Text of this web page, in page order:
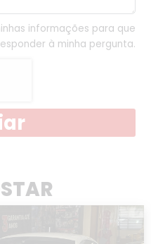
informações para que
à minha pergunta.